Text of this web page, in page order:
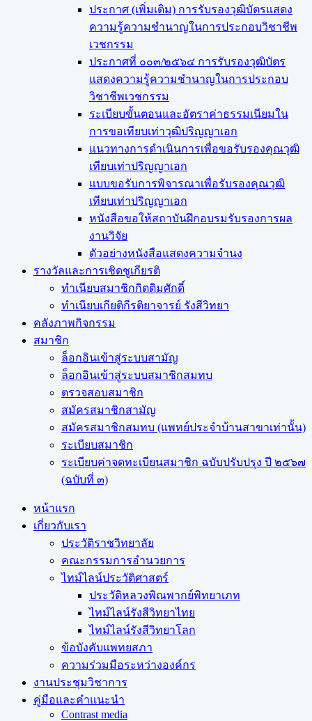
ประกาศ (เพิ่มเติม) การรับรองวุฒิบัตรแสดง
ความรู้ความชำนาญในการประกอบวิชาชีพ
เวชกรรม
ประกาศที่ ๐๐๓/๒๕๖๔ การรับรองวุฒิบัตร
แสดงความรู้ความชำนาญในการประกอบ
วิชาชีพเวชกรรม
ระเบียบขั้นตอนและอัตราค่าธรรมเนียมใน
การขอเทียบเท่าวุฒิปริญญาเอก
แนวทางการดำเนินการเพื่อขอรับรองคุณวุฒิ
เทียบเท่าปริญญาเอก
แบบขอรับการพิจารณาเพื่อรับรองคุณวุฒิ
เทียบเท่าปริญญาเอก
หนังสือขอให้สถาบันฝึกอบรมรับรองการผล
งานวิจัย
ตัวอย่างหนังสือแสดงความจำนง
รางวัลและการเชิดชูเกียรติ
ทำเนียบสมาชิกกิตติมศักดิ์
ทำเนียบเกียติกีรติยาจารย์ รังสีวิทยา
คลังภาพกิจกรรม
สมาชิก
ล็อกอินเข้าสู่ระบบสามัญ
ล็อกอินเข้าสู่ระบบสมาชิกสมทบ
ตรวจสอบสมาชิก
สมัครสมาชิกสามัญ
สมัครสมาชิกสมทบ (แพทย์ประจำบ้านสาขาเท่านั้น)
ระเบียบสมาชิก
ระเบียบค่าจดทะเบียนสมาชิก ฉบับปรับปรุง ปี ๒๕๖๗
(ฉบับที่ ๓)
หน้าแรก
เกี่ยวกับเรา
ประวัติราชวิทยาลัย
คณะกรรมการอำนวยการ
ไทม์ไลน์ประวัติศาสตร์
ประวัติหลวงพิณพากย์พิทยาเภท
ไทม์ไลน์รังสีวิทยาไทย
ไทม์ไลน์รังสีวิทยาโลก
ข้อบังคับแพทยสภา
ความร่วมมือระหว่างองค์กร
งานประชุมวิชาการ
คู่มือและคำแนะนำ
Contrast media